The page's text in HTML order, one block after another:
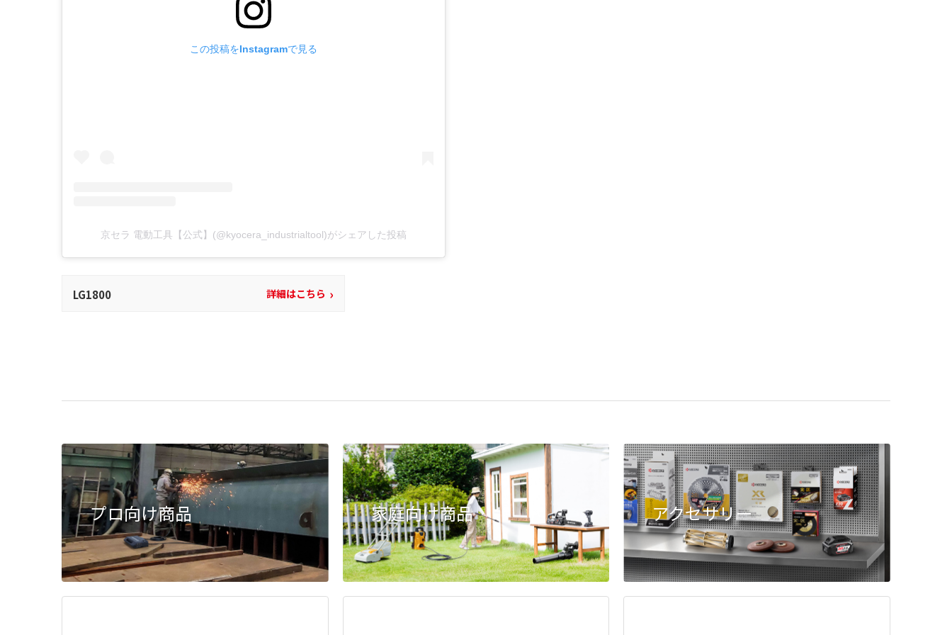
この投稿をInstagramで見る
京セラ 電動工具【公式】(@kyocera_industrialtool)がシェアした投稿
LG1800 詳細はこちら ›
プロ向け商品 家庭向け商品 アクセサリー